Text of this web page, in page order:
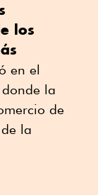
los
en el
la
de
la